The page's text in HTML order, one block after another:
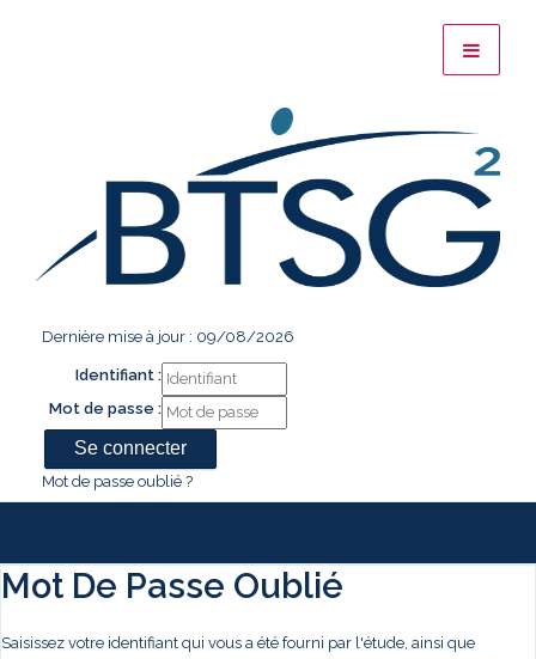
Dernière mise à jour : 09/08/2026
Identifiant :
Mot de passe :
Mot de passe oublié ?
Mot De Passe Oublié
Saisissez votre identifiant qui vous a été fourni par l'étude, ainsi que